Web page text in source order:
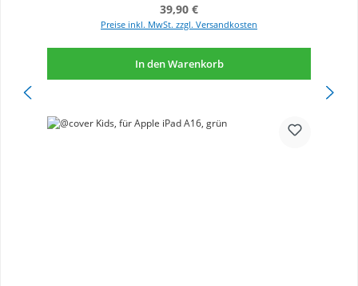
Regulärer Preis:
39,90 €
Preise inkl. MwSt. zzgl. Versandkosten
In den Warenkorb